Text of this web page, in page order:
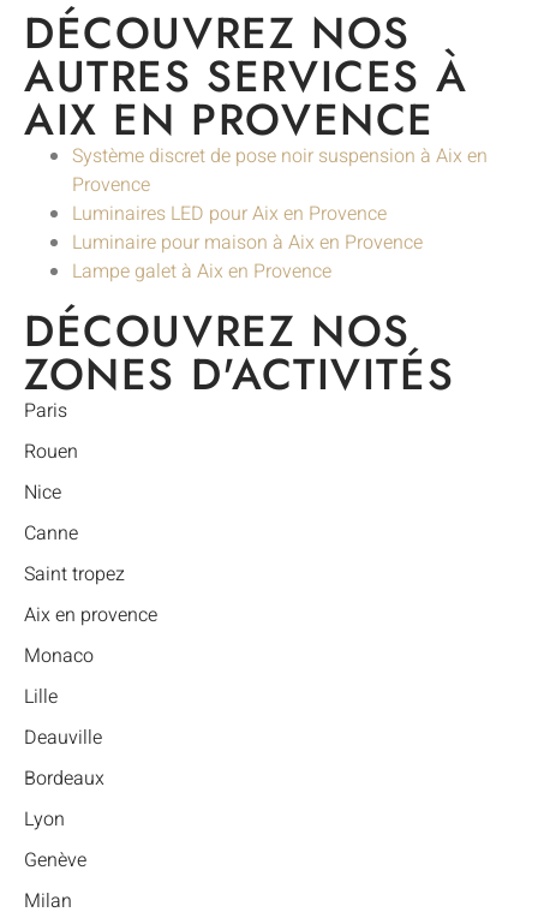
DÉCOUVREZ NOS
AUTRES SERVICES À
AIX EN PROVENCE
Système discret de pose noir suspension à Aix en
Provence
Luminaires LED pour Aix en Provence
Luminaire pour maison à Aix en Provence
Lampe galet à Aix en Provence
DÉCOUVREZ NOS
ZONES D'ACTIVITÉS
Paris
Rouen
Nice
Canne
Saint tropez
Aix en provence
Monaco
Lille
Deauville
Bordeaux
Lyon
Genève
Milan